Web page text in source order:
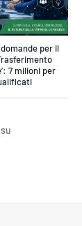
per il
7 milioni per